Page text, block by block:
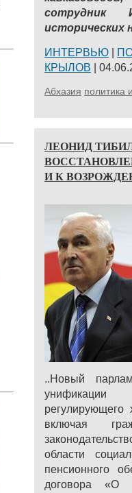
исторических
ИНТЕРВЬЮ
КРЫЛОВ |
Абхазия политика
ЛЕОНИД
И К
..Новый
регулирующего
включая
области
пенсионного
договора «О